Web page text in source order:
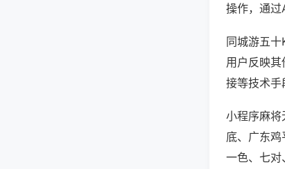
操作，通过
同城游五十
用户反映其
接等技术手
小程序麻将
底、广东
一色、七对